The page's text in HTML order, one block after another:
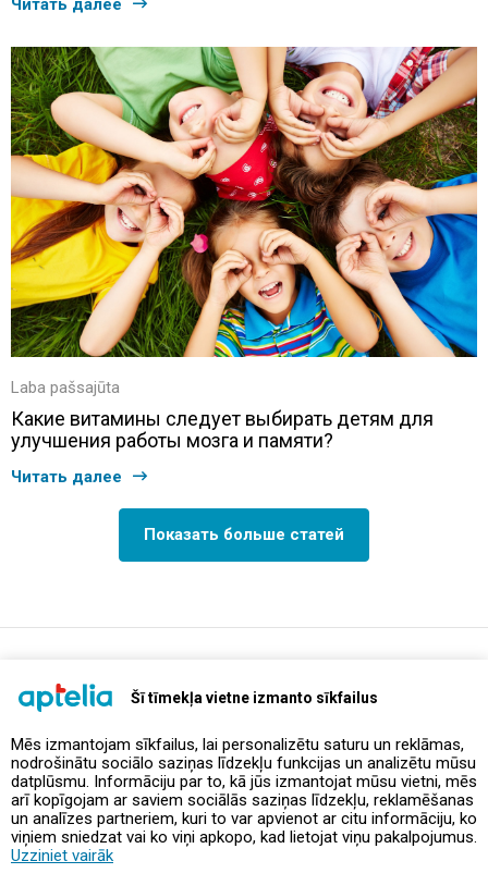
Šī tīmekļa vietne izmanto sīkfailus
Mēs izmantojam sīkfailus, lai personalizētu saturu un reklāmas,
nodrošinātu sociālo saziņas līdzekļu funkcijas un analizētu mūsu
datplūsmu. Informāciju par to, kā jūs izmantojat mūsu vietni, mēs
arī kopīgojam ar saviem sociālās saziņas līdzekļu, reklamēšanas
un analīzes partneriem, kuri to var apvienot ar citu informāciju, ko
viņiem sniedzat vai ko viņi apkopo, kad lietojat viņu pakalpojumus.
Uzziniet vairāk
Читать далее
Laba pašsajūta
Какие витамины следует выбирать детям для
улучшения работы мозга и памяти?
Читать далее
Показать больше статей
Предложения и акции
Контакты